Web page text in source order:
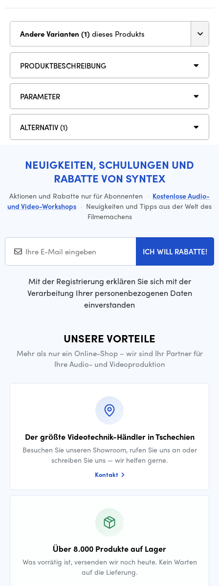
Andere Varianten (1) dieses Produkts
PRODUKTBESCHREIBUNG
PARAMETER
ALTERNATIV (1)
NEUIGKEITEN, SCHULUNGEN UND
RABATTE VON SYNTEX
Aktionen und Rabatte nur für Abonnenten · Kostenlose Audio-
und Video-Workshops · Neuigkeiten und Tipps aus der Welt des
Filmemachens
ICH WILL RABATTE!
Mit der Registrierung erklären Sie sich mit der
Verarbeitung Ihrer personenbezogenen Daten
einverstanden
UNSERE VORTEILE
Mehr als nur ein Online-Shop – wir sind Ihr Partner für
Ihre Audio- und Videoproduktion
Der größte Videotechnik-Händler in Tschechien
Besuchen Sie unseren Showroom, rufen Sie uns an oder
schreiben Sie uns — wir helfen gerne.
Kontakt
Über 8.000 Produkte auf Lager
Was vorrätig ist, versenden wir noch heute. Kein Warten
auf die Lieferung.